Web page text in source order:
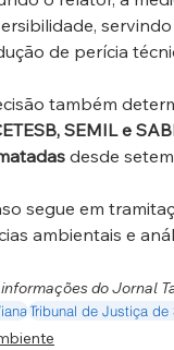
de perícia
também
SEMIL e
desde
segue em
ambientais e
do Jornal
Tribunal de Justiça de